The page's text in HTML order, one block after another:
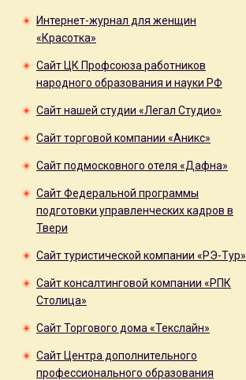
Интернет-журнал для женщин
«Красотка»
Сайт ЦК Профсоюза работников
народного образования и науки РФ
Сайт нашей студии «Легал Студио»
Сайт торговой компании «Аникс»
Сайт подмосковного отеля «Дафна»
Сайт Федеральной программы
подготовки управленческих кадров в
Твери
Сайт туристической компании «РЭ-Тур»
Сайт консалтинговой компании «РПК
Столица»
Сайт Торгового дома «Текслайн»
Сайт Центра дополнительного
профессионального образования